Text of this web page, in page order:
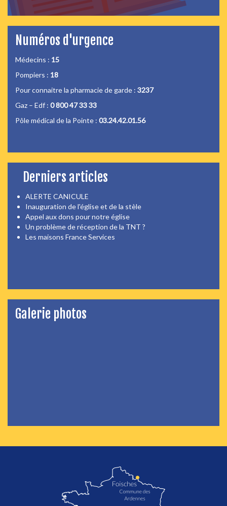
Numéros d'urgence
Médecins : 15
Pompiers : 18
Pour connaitre la pharmacie de garde : 3237
Gaz – Edf : 0 800 47 33 33
Pôle médical de la Pointe : 03.24.42.01.56
Derniers articles
ALERTE CANICULE
Inauguration de l'église et de la stèle
Appel aux dons pour notre église
Un problème de réception de la TNT ?
Les maisons France Services
Galerie photos
localisation de Foisches